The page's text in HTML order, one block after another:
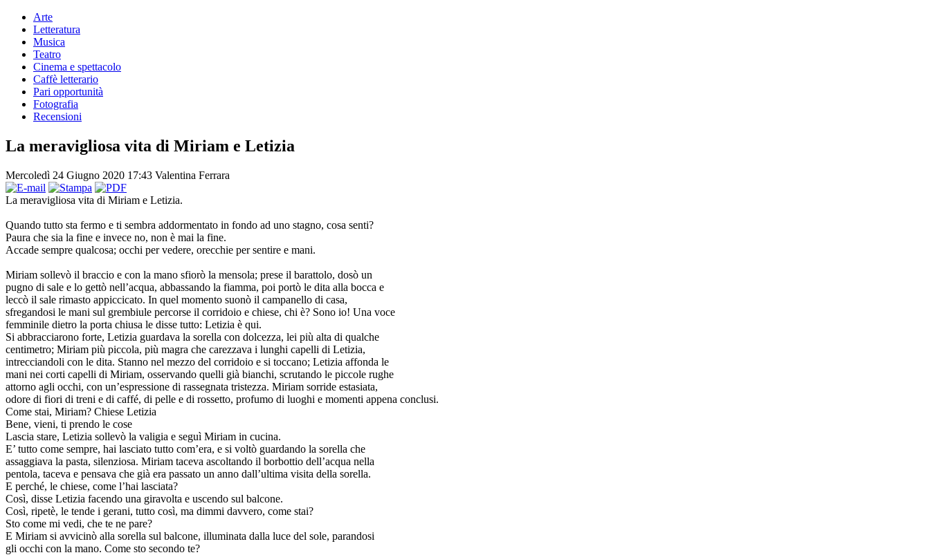
Arte
Letteratura
Musica
Teatro
Cinema e spettacolo
Caffè letterario
Pari opportunità
Fotografia
Recensioni
La meravigliosa vita di Miriam e Letizia
Mercoledì 24 Giugno 2020 17:43 Valentina Ferrara
La meravigliosa vita di Miriam e Letizia.
Quando tutto sta fermo e ti sembra addormentato in fondo ad uno stagno, cosa senti?
Paura che sia la fine e invece no, non è mai la fine.
Accade sempre qualcosa; occhi per vedere, orecchie per sentire e mani.
Miriam sollevò il braccio e con la mano sfiorò la mensola; prese il barattolo, dosò un
pugno di sale e lo gettò nell’acqua, abbassando la fiamma, poi portò le dita alla bocca e
leccò il sale rimasto appiccicato. In quel momento suonò il campanello di casa,
sfregandosi le mani sul grembiule percorse il corridoio e chiese, chi è? Sono io! Una voce
femminile dietro la porta chiusa le disse tutto: Letizia è qui.
Si abbracciarono forte, Letizia guardava la sorella con dolcezza, lei più alta di qualche
centimetro; Miriam più piccola, più magra che carezzava i lunghi capelli di Letizia,
intrecciandoli con le dita. Stanno nel mezzo del corridoio e si toccano; Letizia affonda le
mani nei corti capelli di Miriam, osservando quelli già bianchi, scrutando le piccole rughe
attorno agli occhi, con un’espressione di rassegnata tristezza. Miriam sorride estasiata,
odore di fiori di treni e di caffé, di pelle e di rossetto, profumo di luoghi e momenti appena conclusi.
Come stai, Miriam? Chiese Letizia
Bene, vieni, ti prendo le cose
Lascia stare, Letizia sollevò la valigia e seguì Miriam in cucina.
E’ tutto come sempre, hai lasciato tutto com’era, e si voltò guardando la sorella che
assaggiava la pasta, silenziosa. Miriam taceva ascoltando il borbottio dell’acqua nella
pentola, taceva e pensava che già era passato un anno dall’ultima visita della sorella.
E perché, le chiese, come l’hai lasciata?
Così, disse Letizia facendo una giravolta e uscendo sul balcone.
Così, ripetè, le tende i gerani, tutto così, ma dimmi davvero, come stai?
Sto come mi vedi, che te ne pare?
E Miriam si avvicinò alla sorella sul balcone, illuminata dalla luce del sole, parandosi
gli occhi con la mano. Come sto secondo te?